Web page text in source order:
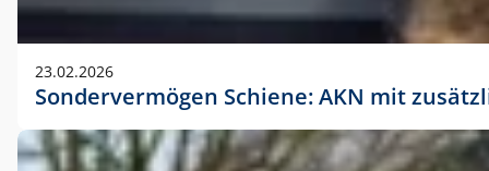
23.02.2026
Sondervermögen Schiene: AKN mit